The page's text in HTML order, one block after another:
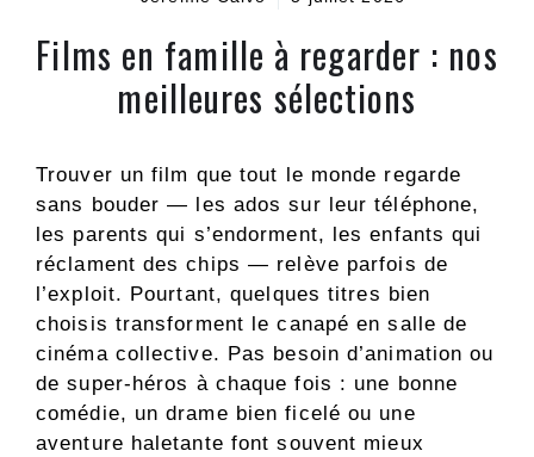
Films en famille à regarder : nos
meilleures sélections
Trouver un film que tout le monde regarde
sans bouder — les ados sur leur téléphone,
les parents qui s’endorment, les enfants qui
réclament des chips — relève parfois de
l’exploit. Pourtant, quelques titres bien
choisis transforment le canapé en salle de
cinéma collective. Pas besoin d’animation ou
de super-héros à chaque fois : une bonne
comédie, un drame bien ficelé ou une
aventure haletante font souvent mieux